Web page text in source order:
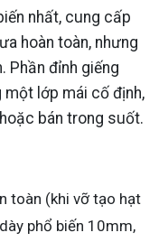
nhất, cung cấp
hoàn toàn, nhưng
Phần đỉnh giếng
lớp mái cố định,
bán trong suốt.
toàn (khi vỡ tạo hạt
phổ biến 10mm,